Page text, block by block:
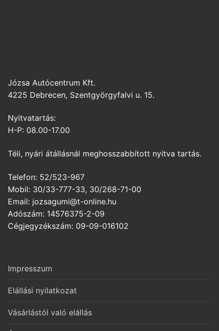
Józsa Autócentrum Kft.
4225 Debrecen, Szentgyörgyfalvi u. 15.
Nyitvatartás:
H-P: 08.00-17.00
Téli, nyári átállásnál meghosszabbított nyitva tartás.
Telefon: 52/523-967
Mobil: 30/33-777-33, 30/268-71-00
Email: jozsagumi@t-online.hu
Adószám: 14576375-2-09
Cégjegyzékszám: 09-09-016102
Impresszum
Elállási nyilatkozat
Vásárlástól való elállás